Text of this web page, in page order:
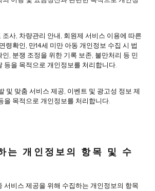
사, 차량관리 안내, 회원제 서비스 이용에 따른
령확인, 만14세 미만 아동 개인정보 수집 시 법
, 분쟁 조정을 위한 기록 보존, 불만처리 등 민
등을 목적으로 개인정보를 처리합니다.
및 맞춤 서비스 제공, 이벤트 및 광고성 정보 제
을 목적으로 개인정보를 처리합니다.
는 개인정보의 항목 및 수
서비스 제공을 위해 수집하는 개인정보의 항목